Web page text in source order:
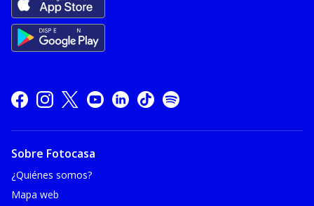
Sobre Fotocasa
¿Quiénes somos?
Mapa web